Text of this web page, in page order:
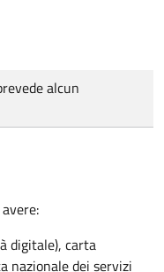
alcun
digitale), carta
nazionale dei servizi